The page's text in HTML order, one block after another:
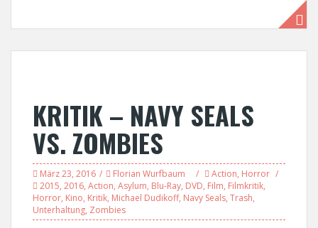
KRITIK – NAVY SEALS
VS. ZOMBIES
März 23, 2016 Florian Wurfbaum Action, Horror
2015, 2016, Action, Asylum, Blu-Ray, DVD, Film, Filmkritik,
Horror, Kino, Kritik, Michael Dudikoff, Navy Seals, Trash,
Unterhaltung, Zombies